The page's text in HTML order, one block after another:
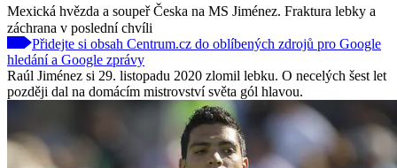
Mexická hvězda a soupeř Česka na MS Jiménez. Fraktura lebky a
záchrana v poslední chvíli
Přidejte si obsah Centrum.cz do oblíbených zdrojů pro Google
hledání a Google zprávy
Raúl Jiménez si 29. listopadu 2020 zlomil lebku. O necelých šest let
později dal na domácím mistrovství světa gól hlavou.